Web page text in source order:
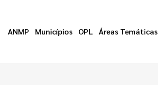
ANMP Municípios OPL Áreas Temáticas